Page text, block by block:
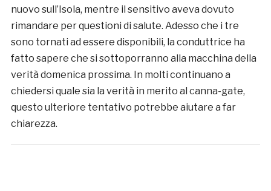
nuovo sull’Isola, mentre il sensitivo aveva dovuto
rimandare per questioni di salute. Adesso che i tre
sono tornati ad essere disponibili, la conduttrice ha
fatto sapere che si sottoporranno alla macchina della
verità domenica prossima. In molti continuano a
chiedersi quale sia la verità in merito al canna-gate,
questo ulteriore tentativo potrebbe aiutare a far
chiarezza.